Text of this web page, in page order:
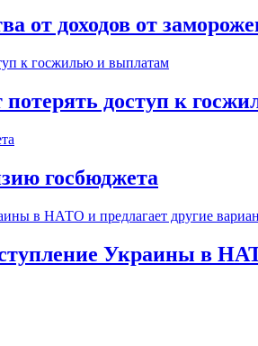
от доходов от
доступ к
госбюджета
Украины в